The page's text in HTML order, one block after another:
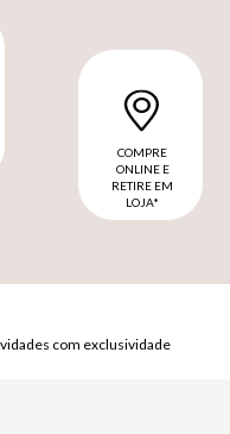
COMPRE
ONLINE E
RETIRE EM
LOJA*
com exclusividade